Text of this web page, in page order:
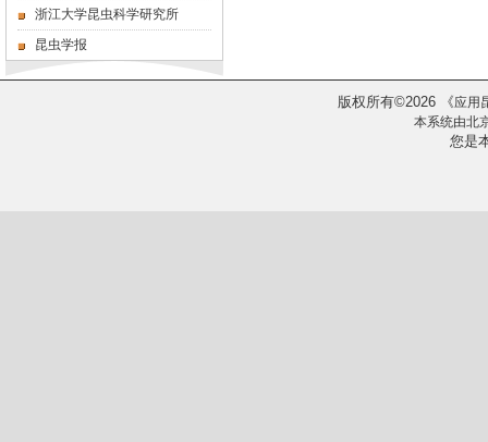
浙江大学昆虫科学研究所
昆虫学报
版权所有©2026 《应用
本系统由北
您是